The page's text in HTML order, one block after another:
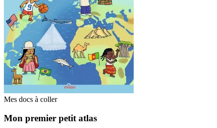
Mes docs à coller
Mon premier petit atlas